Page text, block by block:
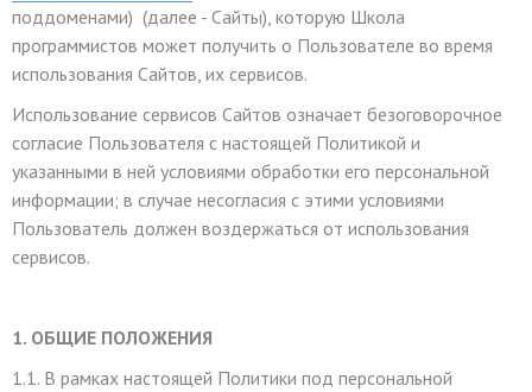
поддоменами) (далее - Сайты), которую Школа
программистов может получить о Пользователе во время
использования Сайтов, их сервисов.
Использование сервисов Сайтов означает безоговорочное
согласие Пользователя с настоящей Политикой и
указанными в ней условиями обработки его персональной
информации; в случае несогласия с этими условиями
Пользователь должен воздержаться от использования
сервисов.
1. ОБЩИЕ ПОЛОЖЕНИЯ
1.1. В рамках настоящей Политики под персональной